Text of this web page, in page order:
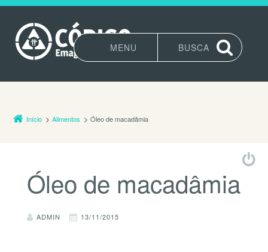
MENU
BUSCA
Início Alimentos Óleo de macadâmia
Óleo de macadâmia
ADMIN 13/11/2015